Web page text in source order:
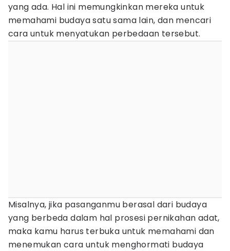
yang ada. Hal ini memungkinkan mereka untuk
memahami budaya satu sama lain, dan mencari
cara untuk menyatukan perbedaan tersebut.
Misalnya, jika pasanganmu berasal dari budaya
yang berbeda dalam hal prosesi pernikahan adat,
maka kamu harus terbuka untuk memahami dan
menemukan cara untuk menghormati budaya